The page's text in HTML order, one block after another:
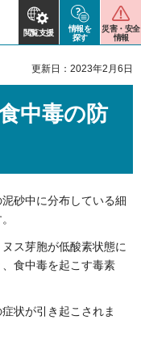
閲覧支援
情報を
探す
災害・安全
情報
更新日：2023年2月6日
中毒の防
砂中に分布している細
ス芽胞が低酸素状態に
食中毒を起こす毒素
状が引き起こされま